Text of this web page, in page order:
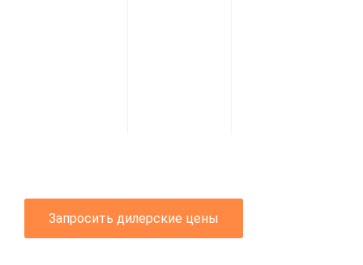
Запросить дилерские цены